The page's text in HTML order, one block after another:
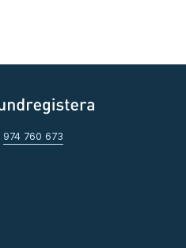
974 760 673